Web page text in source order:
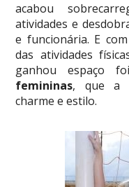
acabou
atividades e
e funcionária. E
das atividades
ganhou espaço
femininas, que a
charme e estilo.